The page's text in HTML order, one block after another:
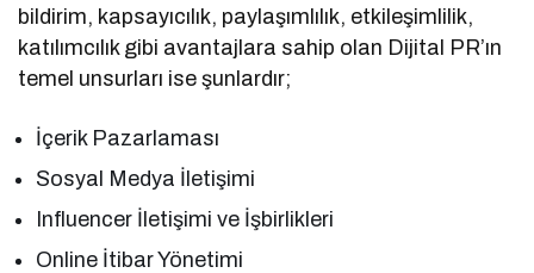
bildirim, kapsayıcılık, paylaşımlılık, etkileşimlilik,
katılımcılık gibi avantajlara sahip olan Dijital PR’ın
temel unsurları ise şunlardır;
İçerik Pazarlaması
Sosyal Medya İletişimi
Influencer İletişimi ve İşbirlikleri
Online İtibar Yönetimi